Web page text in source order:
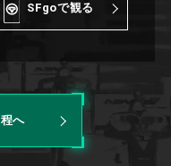
SFgoで観る
へ